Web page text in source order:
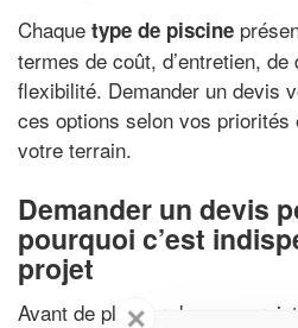
Chaque type de piscine
termes de coût, d’entretien,
flexibilité. Demander un devis
ces options selon vos priorités
votre terrain.
Demander un devis
pourquoi c’est
projet
Avant de plonger dans un
✕